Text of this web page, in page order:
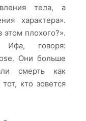
тела, а
характера».
этом плохого?».
Ифа, говоря:
Они больше
смерть как
кто зовется